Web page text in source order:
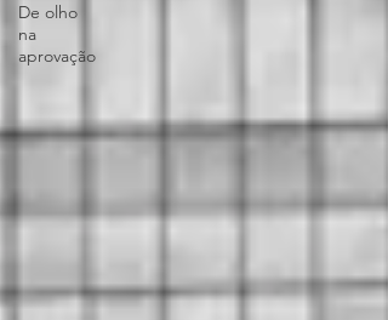
De olho
na
aprovação